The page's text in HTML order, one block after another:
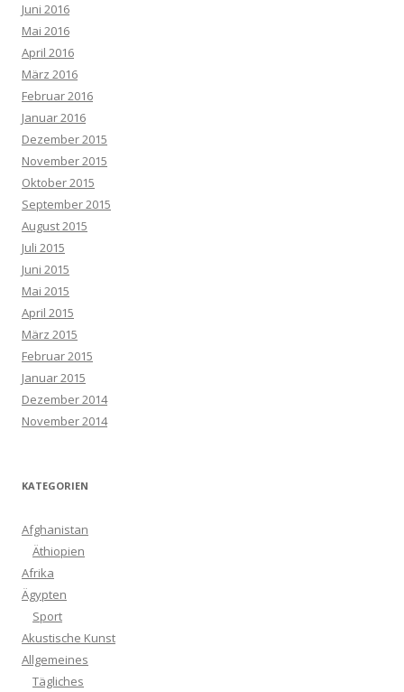
Juni 2016
Mai 2016
April 2016
März 2016
Februar 2016
Januar 2016
Dezember 2015
November 2015
Oktober 2015
September 2015
August 2015
Juli 2015
Juni 2015
Mai 2015
April 2015
März 2015
Februar 2015
Januar 2015
Dezember 2014
November 2014
KATEGORIEN
Afghanistan
Äthiopien
Afrika
Ägypten
Sport
Akustische Kunst
Allgemeines
Tägliches